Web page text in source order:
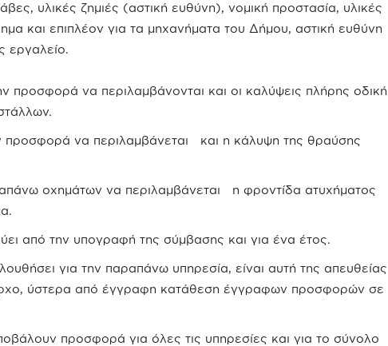
υλικές ζημιές (αστική ευθύνη), νομική προστασία, υλικές
και επιπλέον για τα μηχανήματα του Δήμου, αστική ευθύνη
εργαλείο.
προσφορά να περιλαμβάνονται και οι καλύψεις πλήρης οδική
προσφορά να περιλαμβάνεται και η κάλυψη της θραύσης
οχημάτων να περιλαμβάνεται η φροντίδα ατυχήματος
από την υπογραφή της σύμβασης και για ένα έτος.
για την παραπάνω υπηρεσία, είναι αυτή της απευθείας
ύστερα από έγγραφη κατάθεση έγγραφων προσφορών σε
προσφορά για όλες τις υπηρεσίες και για το σύνολο